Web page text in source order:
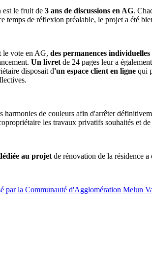
est le fruit de 3 ans de discussions en AG.
temps de réflexion préalable, le projet a été
le vote en AG, des permanences individuelles
Un livret de 24 pages leur a
disposait d'un espace client en ligne qui
harmonies de couleurs afin d'arrêter
les travaux privatifs souhaités et
au projet de rénovation de la résidence a
par la Communauté d'Agglomération Melun